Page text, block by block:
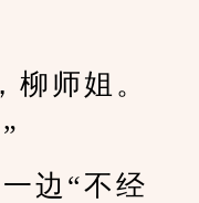
师姐。
边“不经